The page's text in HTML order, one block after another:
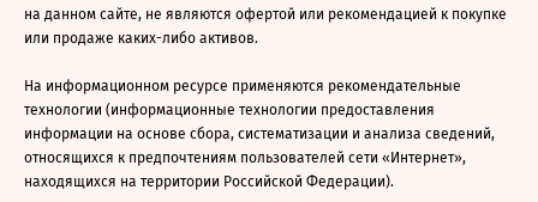
на данном сайте, не являются офертой или рекомендацией к покупке
или продаже каких-либо активов.
На информационном ресурсе применяются рекомендательные
технологии (информационные технологии предоставления
информации на основе сбора, систематизации и анализа сведений,
относящихся к предпочтениям пользователей сети «Интернет»,
находящихся на территории Российской Федерации).